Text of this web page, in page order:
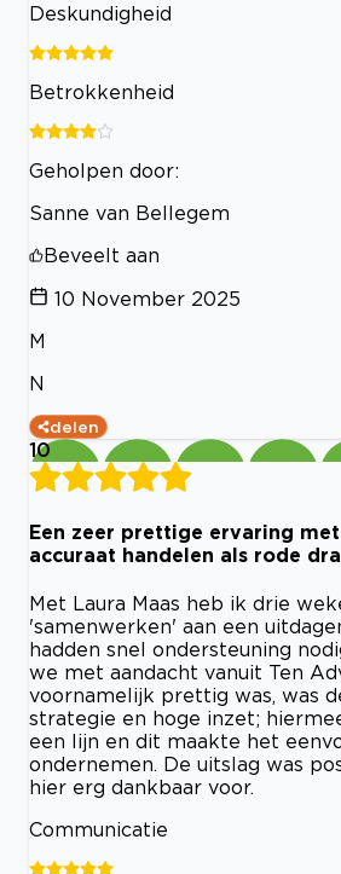
Deskundigheid
Betrokkenheid
Geholpen door:
Sanne van Bellegem
Beveelt aan
10 November 2025
M
N
delen
10
Een zeer prettige ervaring
accuraat handelen als rode
Met Laura Maas heb ik drie
'samenwerken' aan een
hadden snel ondersteuning
we met aandacht vanuit Ten
voornamelijk prettig was, was
strategie en hoge inzet;
een lijn en dit maakte het
ondernemen. De uitslag was
hier erg dankbaar voor.
Communicatie